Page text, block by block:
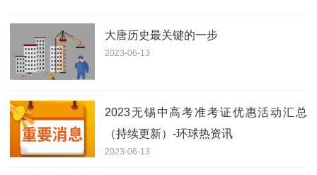
大唐历史最关键的一步
2023-06-13
2023无锡中高考准考证优惠活动汇总
（持续更新）-环球热资讯
2023-06-13